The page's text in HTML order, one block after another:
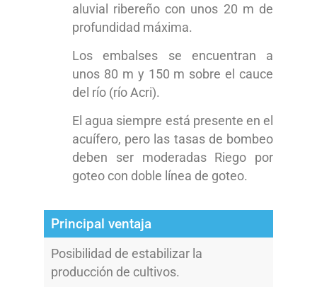
aluvial ribereño con unos 20 m de
profundidad máxima.
Los embalses se encuentran a
unos 80 m y 150 m sobre el cauce
del río (río Acri).
El agua siempre está presente en el
acuífero, pero las tasas de bombeo
deben ser moderadas Riego por
goteo con doble línea de goteo.
Principal ventaja
Posibilidad de estabilizar la
producción de cultivos.